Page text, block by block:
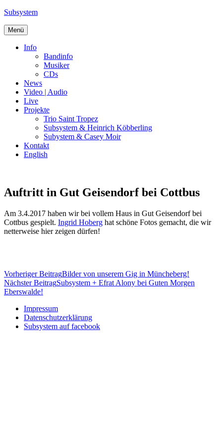
Zum
springen
Subsystem
Menü
Info
Bandinfo
Musiker
CDs
News
Video | Audio
Live
Projekte
Trio Saint Tropez
Subsystem & Heinrich Köbberling
Subystem & Casey Moir
Kontakt
English
Auftritt in Gut Geisendorf bei Cottbus
Am 3.4.2017 haben wir bei vollem Haus in Gut Geisendorf bei
Cottbus gespielt. Ingrid Hoberg hat schöne Fotos gemacht, die wir
netterweise hier zeigen dürfen!
Beitragsnavigation
Vorheriger BeitragBilder von unserem Gig in Müncheberg!
Nächster BeitragSubsystem + Efrat Alony bei Guten Morgen
Eberswalde!
Impressum
Datenschutzerklärung
Subsystem auf facebook